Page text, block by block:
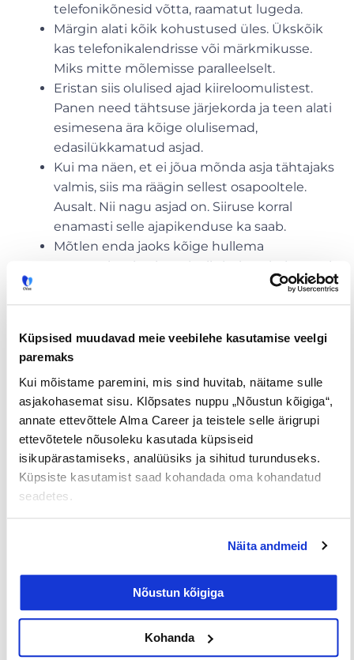
Küpsised muudavad meie veebilehe kasutamise veelgi
paremaks
Kui mõistame paremini, mis sind huvitab, näitame sulle
asjakohasemat sisu. Klõpsates nuppu „Nõustun kõigiga“,
annate ettevõttele Alma Career ja teistele selle ärigrupi
ettevõtetele nõusoleku kasutada küpsiseid
isikupärastamiseks, analüüsiks ja sihitud turunduseks.
Küpsiste kasutamist saad kohandada oma kohandatud
seadetes.
Näita andmeid
Nõustun kõigiga
Kohanda
telefonikõnesid võtta, raamatut lugeda.
Märgin alati kõik kohustused üles. Ükskõik
kas telefonikalendrisse või märkmikusse.
Miks mitte mõlemisse paralleelselt.
Eristan siis olulised ajad kiireloomulistest.
Panen need tähtsuse järjekorda ja teen alati
esimesena ära kõige olulisemad,
edasilükkamatud asjad.
Kui ma näen, et ei jõua mõnda asja tähtajaks
valmis, siis ma räägin sellest osapooltele.
Ausalt. Nii nagu asjad on. Siiruse korral
enamasti selle ajapikenduse ka saab.
Mõtlen enda jaoks kõige hullema
stsenaariumi, mis saab siis kui ma kohustusi
tähtajaks valmis ei saa. Tegelikkus on pea
alati oluliselt leebem ja talutavam kui kõige
ole see elu ja surma küsimus (kui ma
muidugi ühel päeval arsti, politseiniku või
päästeametnikuna tööle ei asu).
Ma pean oskama aega maha võtta. Isegi
kõige kiirematel aegadel. Tunnine uinak,
jalutuskäik või jooksuring on investeering,
mille ma juba samal või järgmisel päeval
kolmekordselt tagasi saan.
Ja kui kõik need head mõtted mind ikkagi ei aita,
siis tuleb appi võtta vanarahva tarkus. Kui tahad
P.S. Kirjutistel kipub olema omadus, et seal on kõik
oluliselt ilusam või koledam kui elu ise. Seda teksti